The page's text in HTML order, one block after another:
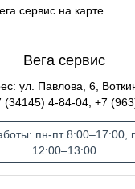
Вега сервис
ул. Павлова, 6,
4-84-04, +7
пн-пт 8:00–17:00,
12:00–13:00